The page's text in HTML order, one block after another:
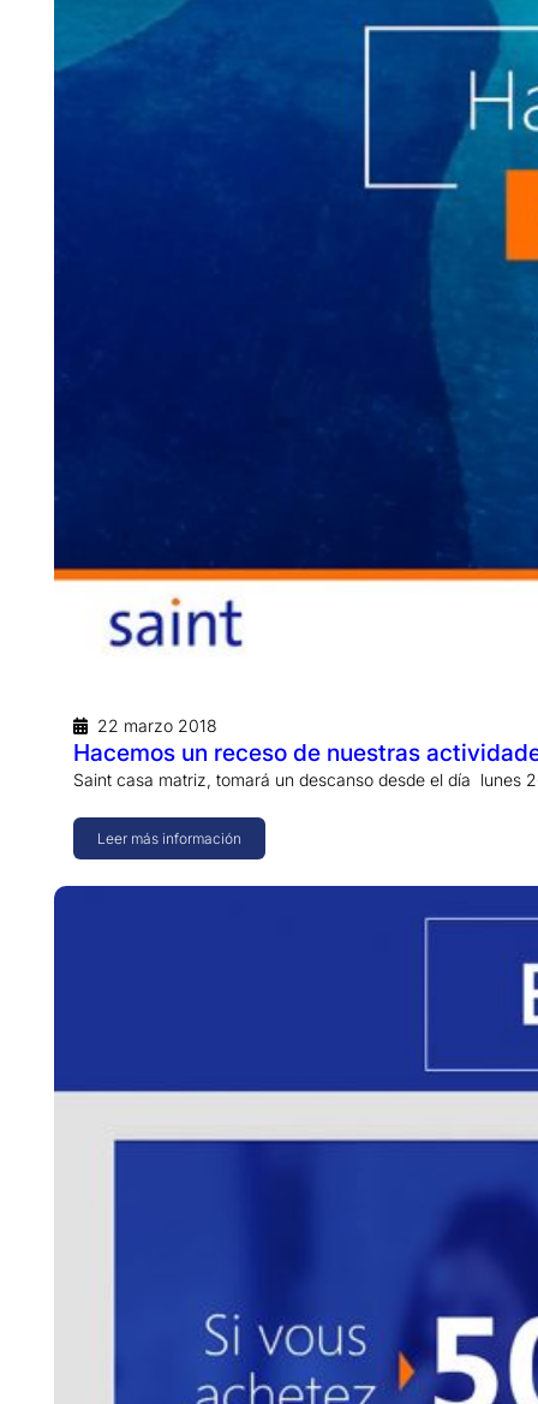
22 marzo 2018
Hacemos un receso de nuestras
Saint casa matriz, tomará un descanso desde el día lunes
Leer más información